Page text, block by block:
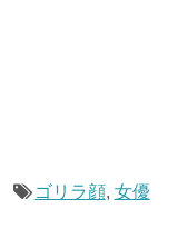
ゴリラ顔, 女優